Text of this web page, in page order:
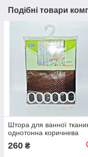
Подібні товари
Штора для ванної
однотонна коричнева
260 ₴